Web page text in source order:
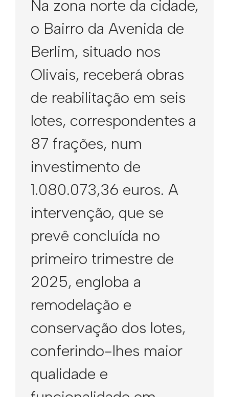
Na zona norte da cidade,
o Bairro da Avenida de
Berlim, situado nos
Olivais, receberá obras
de reabilitação em seis
lotes, correspondentes a
87 frações, num
investimento de
1.080.073,36 euros. A
intervenção, que se
prevê concluída no
primeiro trimestre de
2025, engloba a
remodelação e
conservação dos lotes,
conferindo-lhes maior
qualidade e